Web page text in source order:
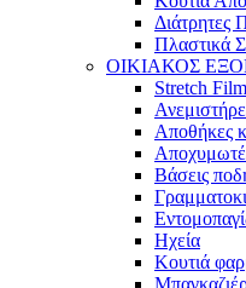
Διάτρητες
Πλαστικά
ΟΙΚΙΑΚΟΣ
Stretch Film
Αποθήκες
Βάσεις
Ηχεία
Κουτιά